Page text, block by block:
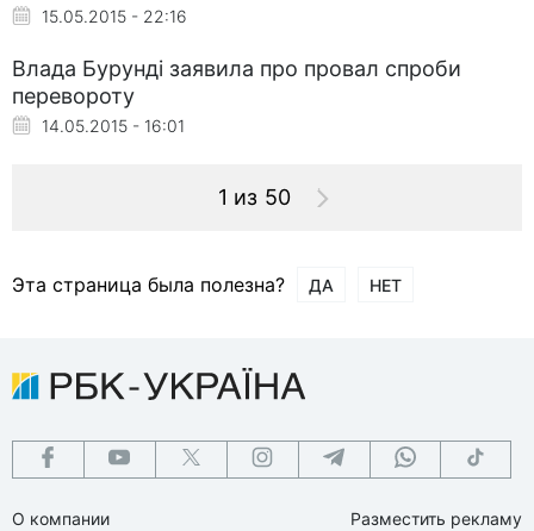
15.05.2015 - 22:16
Влада Бурунді заявила про провал спроби
перевороту
14.05.2015 - 16:01
1 из 50
Эта страница была полезна? ДА НЕТ
О компании
Разместить рекламу